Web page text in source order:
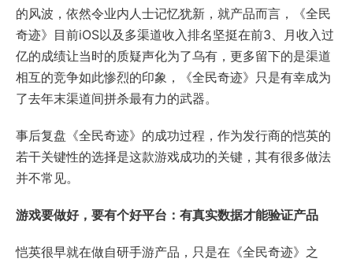
的风波，依然令业内人士记忆犹新，就产品而言，《全民
奇迹》目前iOS以及多渠道收入排名坚挺在前3、月收入过
亿的成绩让当时的质疑声化为了乌有，更多留下的是渠道
相互的竞争如此惨烈的印象，《全民奇迹》只是有幸成为
了去年末渠道间拼杀最有力的武器。
事后复盘《全民奇迹》的成功过程，作为发行商的恺英的
若干关键性的选择是这款游戏成功的关键，其有很多做法
并不常见。
游戏要做好，要有个好平台：有真实数据才能验证产品
恺英很早就在做自研手游产品，只是在《全民奇迹》之